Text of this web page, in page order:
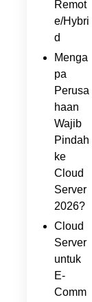
Remot
e/Hybri
d
Menga
pa
Perusa
haan
Wajib
Pindah
ke
Cloud
Server
2026?
Cloud
Server
untuk
E-
Comm